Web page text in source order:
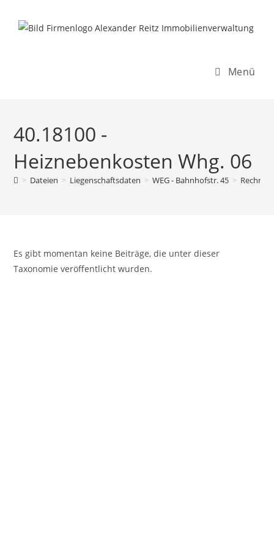
Inhalt
Menü
40.18100 -
Heiznebenkosten Whg. 06
> Dateien > Liegenschaftsdaten > WEG - Bahnhofstr. 45 >
Es gibt momentan keine Beiträge, die unter dieser
Taxonomie veröffentlicht wurden.